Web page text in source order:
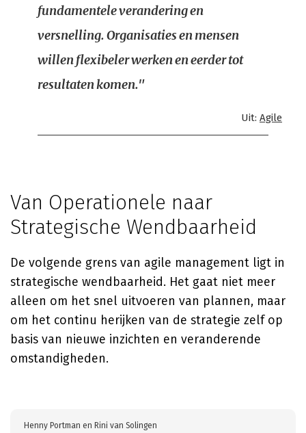
fundamentele verandering en
versnelling. Organisaties en mensen
willen flexibeler werken en eerder tot
resultaten komen."
Uit: Agile
Van Operationele naar
Strategische Wendbaarheid
De volgende grens van agile management ligt in
strategische wendbaarheid. Het gaat niet meer
alleen om het snel uitvoeren van plannen, maar
om het continu herijken van de strategie zelf op
basis van nieuwe inzichten en veranderende
omstandigheden.
Henny Portman en Rini van Solingen